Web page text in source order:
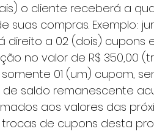
o cliente receberá a
suas compras. Exemplo:
direito a 02 (dois) cupons
no valor de R$ 350,00
01 (um) cupom,
de saldo remanescente
aos valores das
trocas de cupons desta